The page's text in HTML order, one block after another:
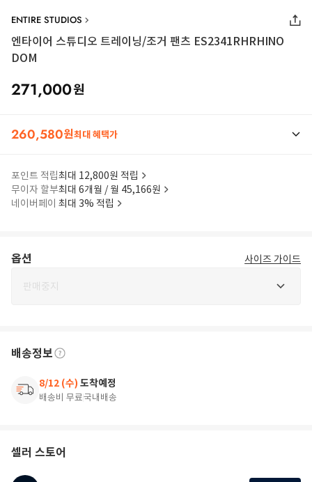
ENTIRE STUDIOS
엔타이어 스튜디오 트레이닝/조거 팬츠 ES2341RHRHINO
DOM
271,000원
260,580원최대 혜택가
포인트 적립최대 12,800원 적립
무이자 할부최대 6개월 / 월 45,166원
네이버페이 최대 3% 적립
옵션 사이즈 가이드
판매중지
배송정보
8/12 (수) 도착예정
배송비 무료국내배송
셀러 스토어